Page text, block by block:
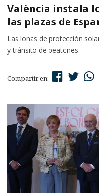
València instala
las plazas de
Las lonas de protección
y tránsito de peatones
Compartir en: